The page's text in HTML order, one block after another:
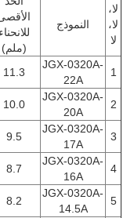
لا،
لا،
لا
النموذج
الأقصى
للانحناء
(ملم)
JGX-0320A-
22A
11.3
2
JGX-0320A-
20A
10.0
3
JGX-0320A-
17A
9.5
4
JGX-0320A-
16A
8.7
5
JGX-0320A-
14.5A
8.2